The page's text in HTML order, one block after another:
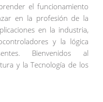
el funcionamiento
en la profesión de la
en la industria,
y la lógica
Bienvenidos al
y la Tecnología de los